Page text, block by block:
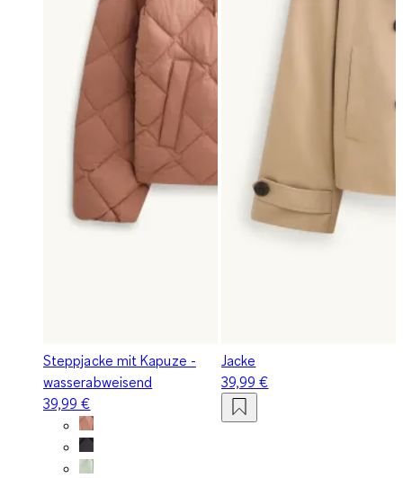
Steppjacke mit Kapuze -
wasserabweisend
39,99 €
Jacke
39,99 €